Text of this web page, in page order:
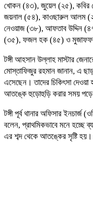
খোকন (৪৩), জুয়েল (২৫), কবির
জয়নাল (৫৪), কাওছারুল আলম
নেওয়াজ (৩৮), আফতাব উদ্দিন
(৩৫), ফজল হক (৪৫) ও
টঙ্গী আহসান উল্লাহ মাস্টার
মোস্তাফিজুর রহমান জানান, এ
এসেছেন। তাদের চিকিৎসা
আতঙ্কে হুড়োহুড়ি করার সময়
টঙ্গী পূর্ব থানার অফিসার
বলেন, প্রাথমিকভাবে মনে হচ্ছে
এর শব্দ থেকে আতঙ্কের সৃষ্টি হয়।